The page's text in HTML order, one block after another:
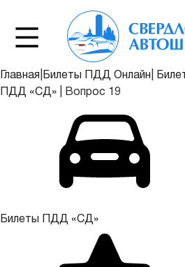
Главная Билеты ПДД Онлайн
ПДД «СД»
Вопрос 19
Билеты ПДД «СД»